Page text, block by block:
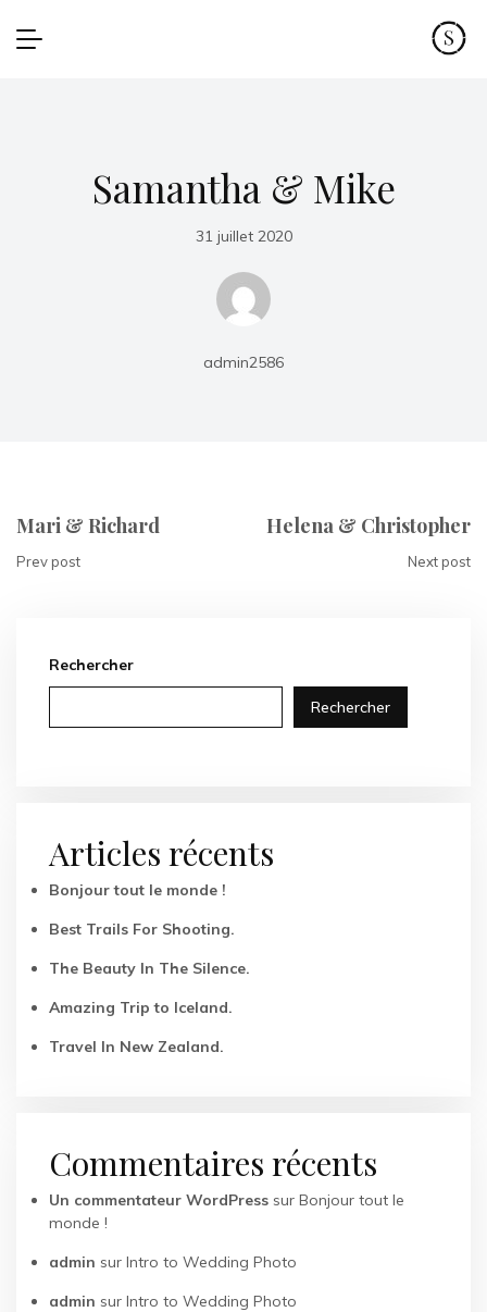
Samantha & Mike
31 juillet 2020
admin2586
Mari & Richard
Prev post
Helena & Christopher
Next post
Rechercher
Rechercher
Articles récents
Bonjour tout le monde !
Best Trails For Shooting.
The Beauty In The Silence.
Amazing Trip to Iceland.
Travel In New Zealand.
Commentaires récents
Un commentateur WordPress sur Bonjour tout le
monde !
admin sur Intro to Wedding Photo
admin sur Intro to Wedding Photo